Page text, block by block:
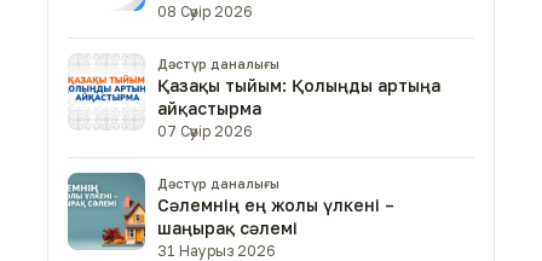
08 Сәуір 2026
Дәстүр даналығы
Қазақы тыйым: Қолыңды артыңа
айқастырма
07 Сәуір 2026
Дәстүр даналығы
Сәлемнің ең жолы үлкені –
шаңырақ сәлемі
31 Наурыз 2026